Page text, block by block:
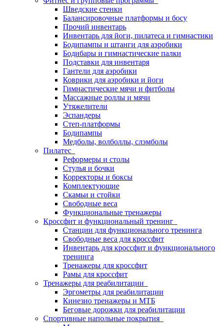
Шведские стенки
Балансировочные платформы и босу
Прочий инвентарь
Инвентарь для йоги, пилатеса и гимнастики
Бодипампы и штанги для аэробики
Бодибары и гимнастические палки
Подставки для инвентаря
Гантели для аэробики
Коврики для аэробики и йоги
Гимнастические мячи и фитболы
Массажные роллы и мячи
Утяжелители
Эспандеры
Степ-платформы
Бодипампы
Медболы, волболлы, слэмболы
Пилатес
Реформеры и столы
Стулья и бочки
Корректоры и боксы
Комплектующие
Скамьи и стойки
Свободные веса
Функциональные тренажеры
Кроссфит и функциональный тренинг
Станции для функционального тренинга
Свободные веса для кроссфит
Инвентарь для кроссфит и функционального
тренинга
Тренажеры для кроссфит
Рамы для кроссфит
Тренажеры для реабилитации
Эргометры для реабилитации
Кинезио тренажеры и МТБ
Беговые дорожки для реабилитации
Спортивные напольные покрытия